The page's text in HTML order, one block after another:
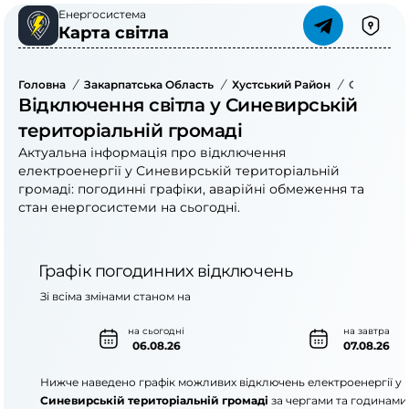
Енергосистема
Карта світла
Головна / Закарпатська Область / Хустський Район /
Відключення світла у Синевирській
територіальній громаді
Актуальна інформація про відключення
електроенергії у Синевирській територіальній
громаді: погодинні графіки, аварійні обмеження та
стан енергосистеми на сьогодні.
Графік погодинних відключень
на сьогодні
06.08.26
на завтра
07.08.26
Зі всіма змінами станом на
Нижче наведено графік можливих відключень електроенергії у
Синевирській територіальній громаді за чергами та годинами.